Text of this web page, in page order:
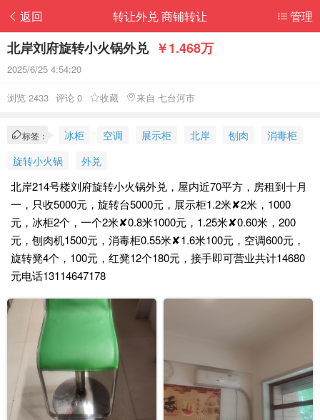
返回 管理
转让外兑 商铺转让
北岸刘府旋转小火锅外兑 ￥1.468万
2025/6/25 4:54:20
浏览 2433 评论 0 收藏 来自 七台河市
标签： 冰柜 空调 展示柜 北岸 刨肉
消毒柜
旋转小火锅
外兑
北岸214号楼刘府旋转小火锅外兑，屋内近70平方，房租到十月
一，只收5000元，旋转台5000元，展示柜1.2米✘2米，1000
元，冰柜2个，一个2米✘0.8米1000元，1.25米✘0.60米，200
元，刨肉机1500元，消毒柜0.55米✘1.6米100元，空调600元，
旋转凳4个，100元，红凳12个180元，接手即可营业共计14680
元电话13114647178